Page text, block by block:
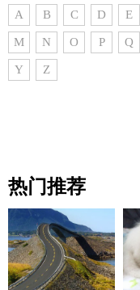
A B C D E
M N O P Q
Y Z
热门推荐